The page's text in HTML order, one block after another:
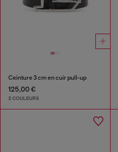
Ceinture 3 cm en cuir pull-up
125,00 €
2 COULEURS